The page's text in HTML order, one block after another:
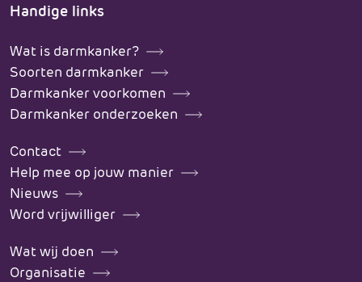
Handige links
Wat is darmkanker?
Soorten darmkanker
Darmkanker voorkomen
Darmkanker onderzoeken
Contact
Help mee op jouw manier
Nieuws
Word vrijwilliger
Wat wij doen
Organisatie